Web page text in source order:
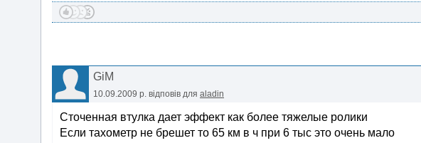
GiM
10.09.2009 р. відповів для aladin
Сточенная втулка дает эффект как более тяжелые ролики
Если тахометр не брешет то 65 км в ч при 6 тыс это очень мало